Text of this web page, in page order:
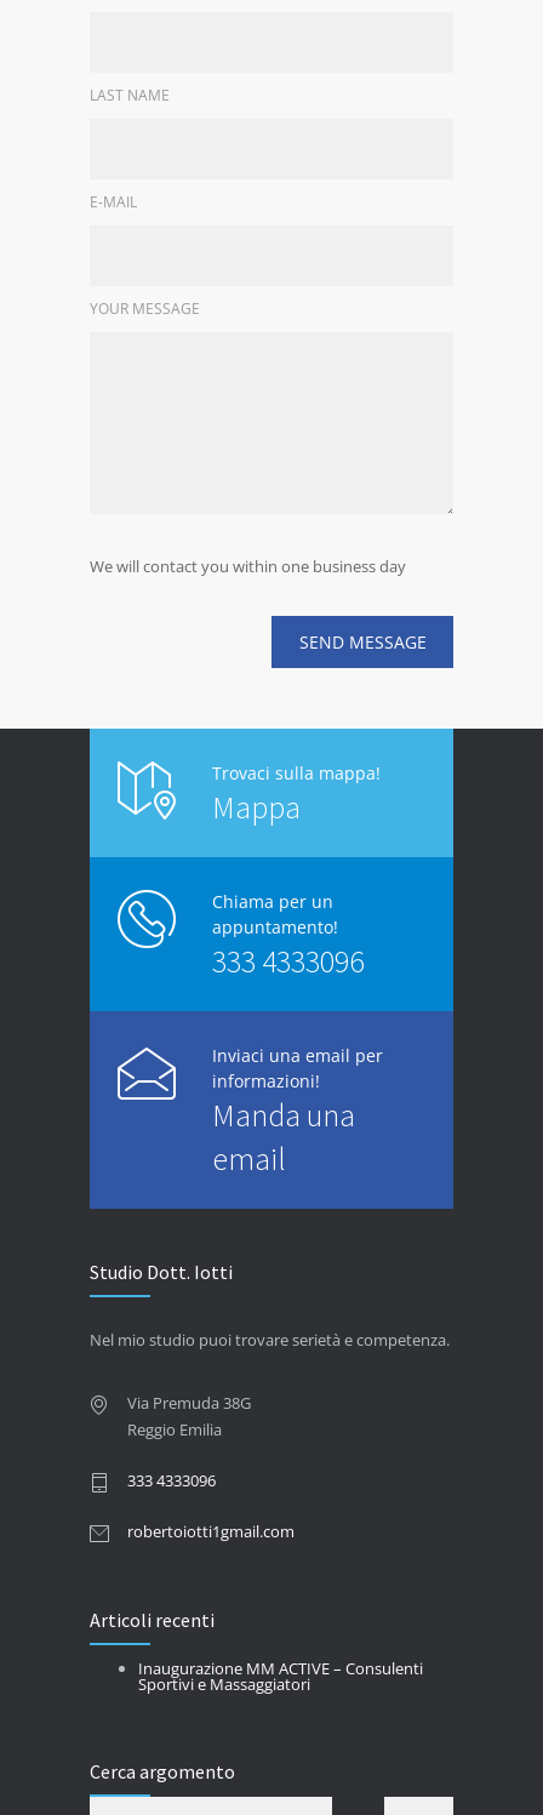
LAST NAME
E-MAIL
YOUR MESSAGE
We will contact you within one business day
Trovaci sulla mappa!
Mappa
Chiama per un
appuntamento!
333 4333096
Inviaci una email per
informazioni!
Manda una
email
Studio Dott. Iotti
Nel mio studio puoi trovare serietà e competenza.
Via Premuda 38G
Reggio Emilia
333 4333096
robertoiotti1gmail.com
Articoli recenti
Inaugurazione MM ACTIVE – Consulenti
Sportivi e Massaggiatori
Cerca argomento